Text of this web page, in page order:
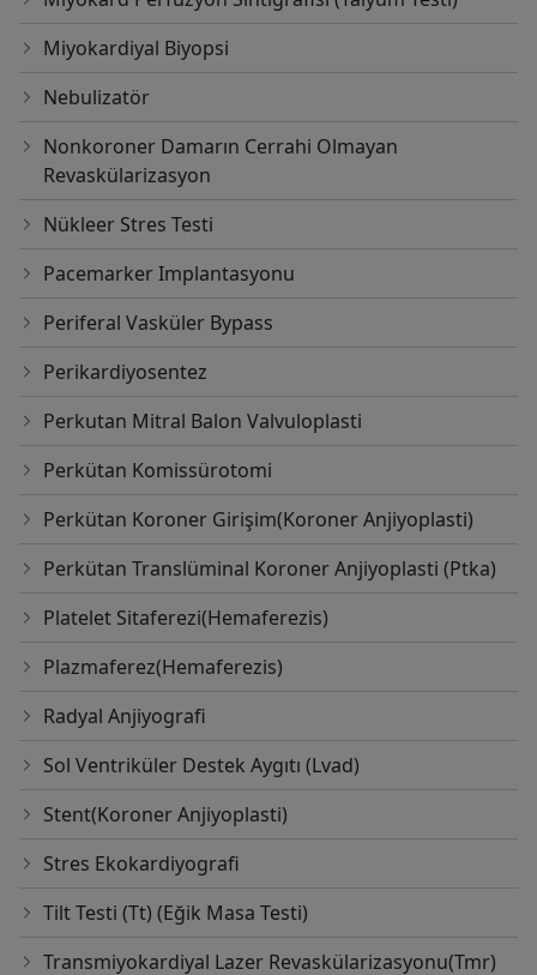
Miyokardiyal Biyopsi
Nebulizatör
Nonkoroner Damarın Cerrahi Olmayan
Revaskülarizasyon
Nükleer Stres Testi
Pacemarker Implantasyonu
Periferal Vasküler Bypass
Perikardiyosentez
Perkutan Mitral Balon Valvuloplasti
Perkütan Komissürotomi
Perkütan Koroner Girişim(Koroner Anjiyoplasti)
Perkütan Translüminal Koroner Anjiyoplasti (Ptka)
Platelet Sitaferezi(Hemaferezis)
Plazmaferez(Hemaferezis)
Radyal Anjiyografi
Sol Ventriküler Destek Aygıtı (Lvad)
Stent(Koroner Anjiyoplasti)
Stres Ekokardiyografi
Tilt Testi (Tt) (Eğik Masa Testi)
Transmiyokardiyal Lazer Revaskülarizasyonu(Tmr)